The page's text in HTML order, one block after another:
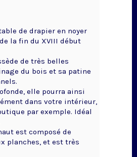
de drapier en noyer
la fin du XVIII début
de très belles
du bois et sa patine
elle pourra ainsi
dans votre intérieur,
par exemple. Idéal
est composé de
planches, et est très